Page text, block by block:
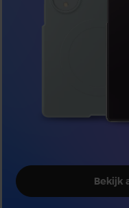
Bekijk